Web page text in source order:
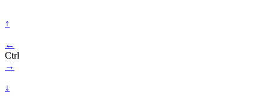
↑
←
Ctrl
→
↓